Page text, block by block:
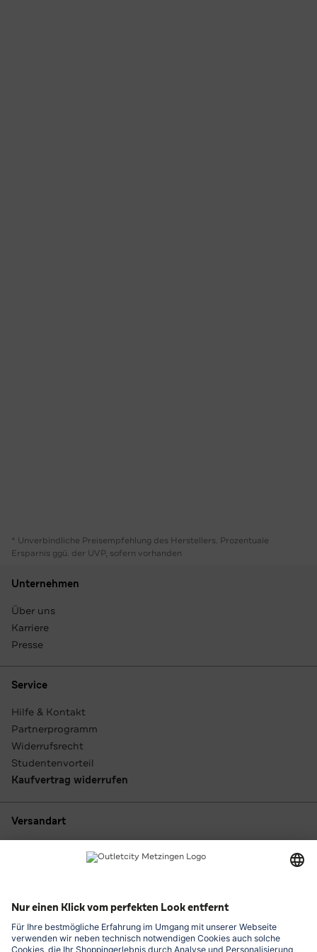
* Unverbindliche Preisempfehlung des Herstellers. Prozentuale
Ersparnis ggü. der UVP, sofern vorhanden
Unternehmen
Über uns
Karriere
Presse
Service
Hilfe & Kontakt
Partnerprogramm
Widerrufsrecht
Studentenvorteil
Kaufvertrag widerrufen
Versandart